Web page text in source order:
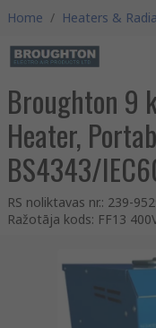
Home / Heaters &
Broughton 9
Heater,
BS4343/
RS noliktavas nr.: 239-
Ražotāja kods: FF13